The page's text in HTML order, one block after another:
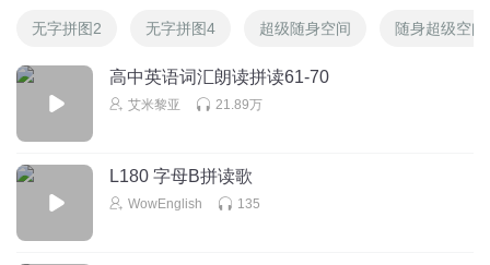
无字拼图2 无字拼图4 超级随身空间 随身超级空间
高中英语词汇朗读拼读61-70
艾米黎亚 21.89万
L180 字母B拼读歌
WowEnglish 135